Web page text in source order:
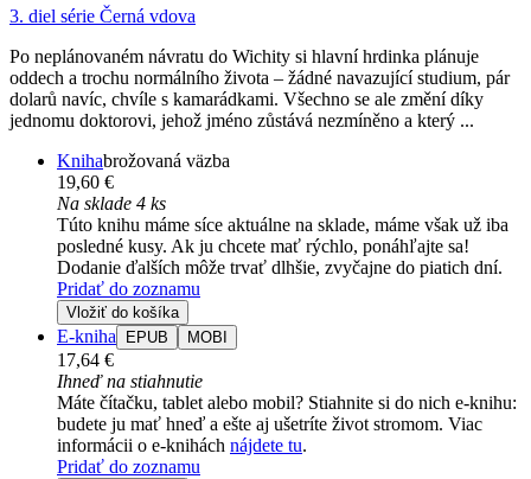
3. diel série Černá vdova
Po neplánovaném návratu do Wichity si hlavní hrdinka plánuje
oddech a trochu normálního života – žádné navazující studium, pár
dolarů navíc, chvíle s kamarádkami. Všechno se ale změní díky
jednomu doktorovi, jehož jméno zůstává nezmíněno a který ...
Knihabrožovaná väzba
19,60 €
Na sklade 4 ks
Túto knihu máme síce aktuálne na sklade, máme však už iba
posledné kusy. Ak ju chcete mať rýchlo, ponáhľajte sa!
Dodanie ďalších môže trvať dlhšie, zvyčajne do piatich dní.
Pridať do zoznamu
Vložiť do košíka
E-kniha EPUB MOBI
17,64 €
Ihneď na stiahnutie
Máte čítačku, tablet alebo mobil? Stiahnite si do nich e-knihu:
budete ju mať hneď a ešte aj ušetríte život stromom. Viac
informácii o e-knihách nájdete tu.
Pridať do zoznamu